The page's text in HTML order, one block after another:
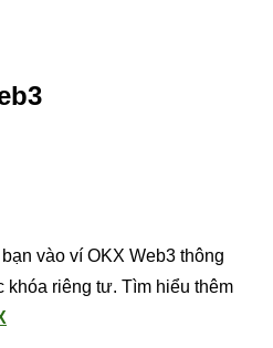
vào ví OKX Web3 thông
khóa riêng tư. Tìm hiểu thêm